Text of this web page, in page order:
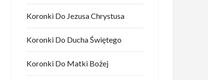
Koronki Do Jezusa Chrystusa
Koronki Do Ducha Świętego
Koronki Do Matki Bożej